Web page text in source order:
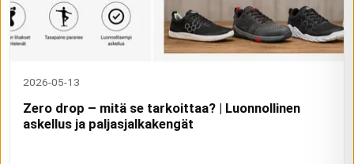
2026-05-13
Zero drop – mitä se tarkoittaa? | Luonnollinen
askellus ja paljasjalkakengät